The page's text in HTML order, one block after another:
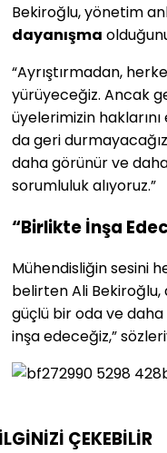
Bekiroğlu, yönetim
dayanışma
“Ayrıştırmadan,
yürüyeceğiz. Ancak
üyelerimizin
da geri
daha görünür ve
sorumluluk alıyoruz.”
“Birlikte İnşa
Mühendisliğin sesini
belirten Ali Bekiroğlu,
güçlü bir oda ve
inşa edeceğiz,”
ÇEKEBİLİR